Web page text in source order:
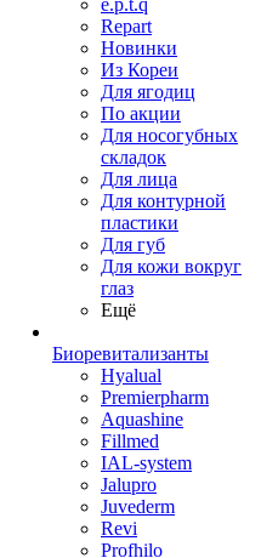
e.p.t.q
Repart
Новинки
Из Кореи
Для ягодиц
По акции
Для носогубных
складок
Для лица
Для контурной
пластики
Для губ
Для кожи вокруг
глаз
Ещё
Биоревитализанты
Hyalual
Premierpharm
Aquashine
Fillmed
IAL-system
Jalupro
Juvederm
Revi
Profhilo